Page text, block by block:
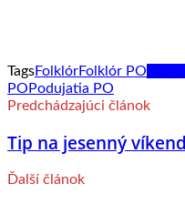
TagsFolklórFolklór PO
POPodujatia PO
Predchádzajúci článok
Tip na jesenný
Ďalší článok